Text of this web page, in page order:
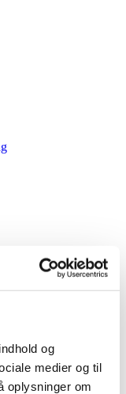
og
medier og til
oplysninger om